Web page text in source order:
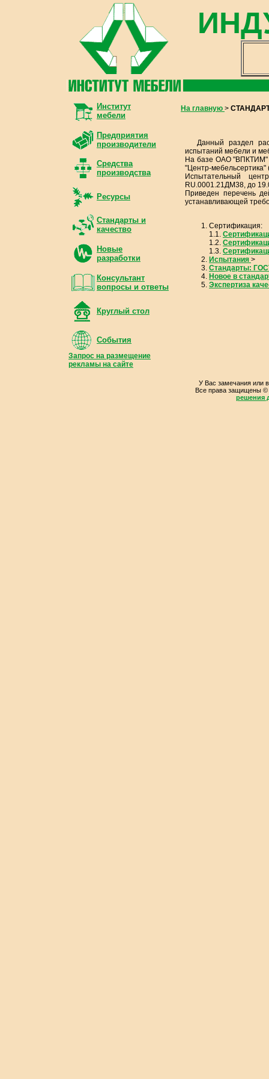
Институт
мебели
Предприятия
производители
Средства
производства
Ресурсы
Стандарты и
качество
Новые
разработки
Консультант
вопросы и ответы
Круглый стол
События
Запрос на размещение
рекламы на сайте
На главную >
Данный раздел
испытаний мебели и
На базе ОАО "ВПКТИМ"
"Центр-
Испытательный
RU.0001.21ДМ38, до
Приведен перечень
устанавливающей
Сертификация:
1.1.
1.2.
1.3.
Испытания >
Стандарты:
Новое в
Экспертиза
У Вас замечания или
Все права защищены
решения